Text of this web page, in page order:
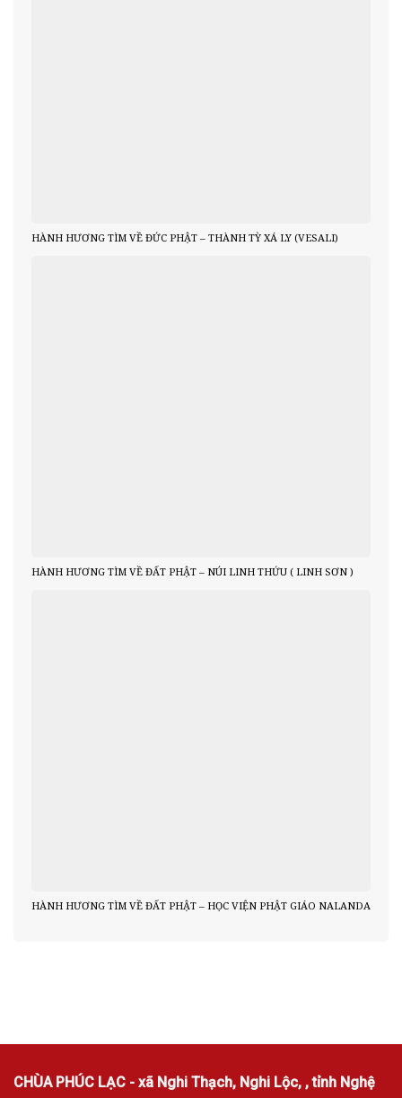
HÀNH HƯƠNG TÌM VỀ ĐỨC PHẬT – THÀNH TỲ XÁ LY (VESALI)
HÀNH HƯƠNG TÌM VỀ ĐẤT PHẬT – NÚI LINH THỨU ( LINH SƠN )
HÀNH HƯƠNG TÌM VỀ ĐẤT PHẬT – HỌC VIỆN PHẬT GIÁO NALANDA
CHÙA PHÚC LẠC - xã Nghi Thạch, Nghi Lộc, , tỉnh Nghệ